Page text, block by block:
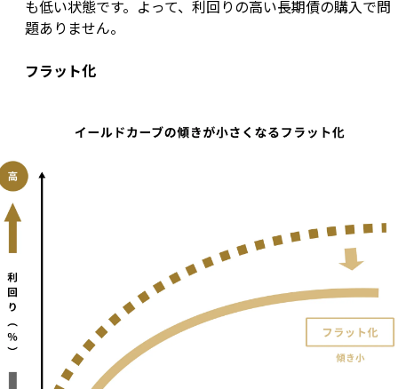
も低い状態です。よって、利回りの高い長期債の購入で問
題ありません。
フラット化